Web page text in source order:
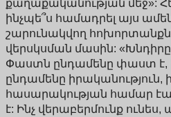
քաղաքականության մեջ»:
ինչպե՞ս համադրել այս
շարունակվող
վերսկսման մասին: «Խնդիրը
Փաստն ընդամենը փաստ է,
ընդամենը իրականություն,
հասարակության համար
է: Ինչ վերաբերմունք ունես,